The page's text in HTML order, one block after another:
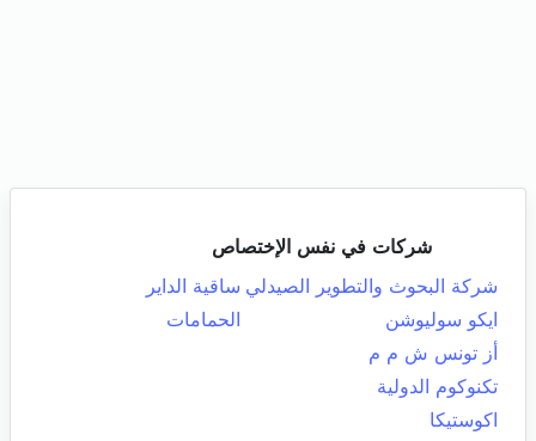
شركات في نفس الإختصاص
شركة البحوث والتطوير الصيدلي ساقية الداير
ايكو سوليوشن
الحمامات
أز تونس ش م م
تكنوكوم الدولية
اكوستيكا